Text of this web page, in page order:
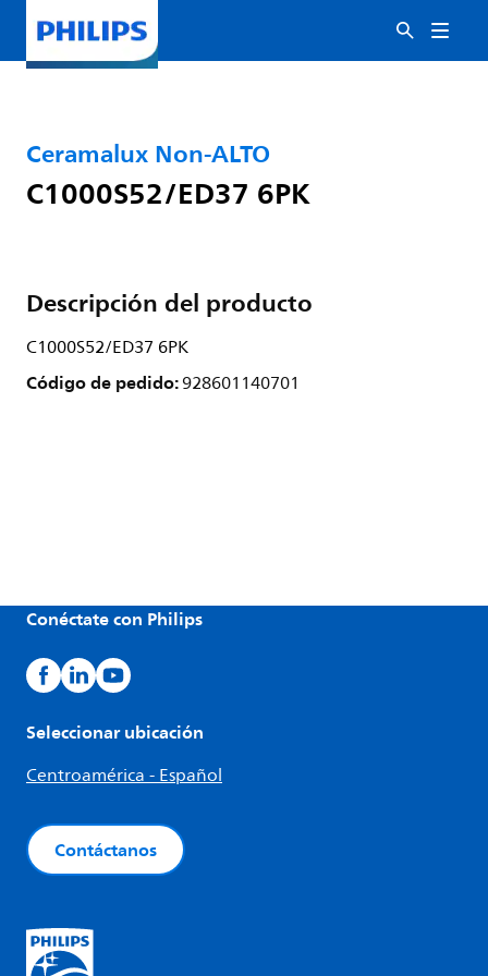
Ceramalux Non-ALTO
C1000S52/ED37 6PK
Descripción del producto
C1000S52/ED37 6PK
Código de pedido:928601140701
Conéctate con Philips
Seleccionar ubicación
Centroamérica - Español
Contáctanos